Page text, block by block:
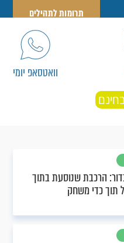
תרומות לתהילים
וואטסאפ יומי
הרכבת שנוסעת בתוך
תוך כדי משחק